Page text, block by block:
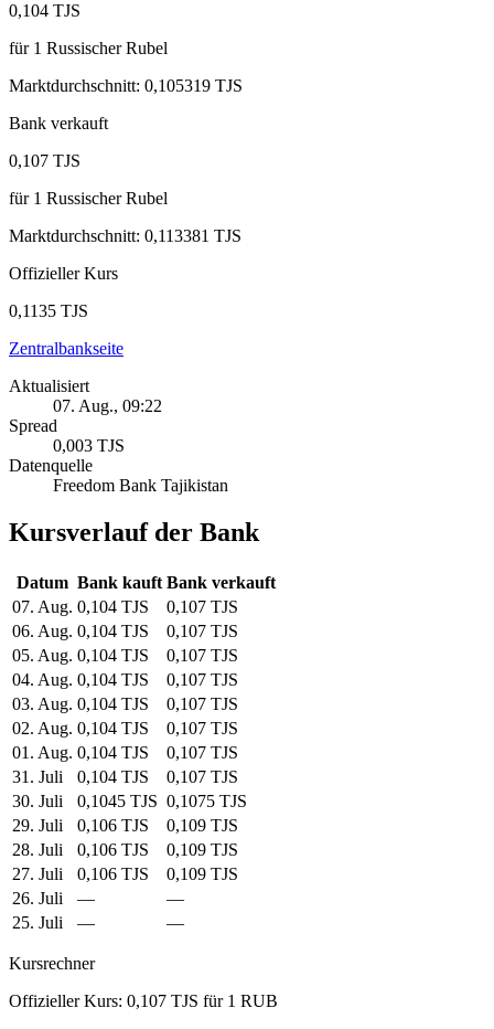
0,104 TJS
für1 Russischer Rubel
Marktdurchschnitt: 0,105319 TJS
Bank verkauft
0,107 TJS
für1 Russischer Rubel
Marktdurchschnitt: 0,113381 TJS
Offizieller Kurs
0,1135 TJS
Zentralbankseite
Aktualisiert
07. Aug., 09:22
Spread
0,003 TJS
Datenquelle
Freedom Bank Tajikistan
Kursverlauf der Bank
Datum Bank kauft Bank verkauft
07. Aug. 0,104 TJS
0,107 TJS
06. Aug. 0,104 TJS
0,107 TJS
05. Aug. 0,104 TJS
0,107 TJS
04. Aug. 0,104 TJS
0,107 TJS
03. Aug. 0,104 TJS
0,107 TJS
02. Aug. 0,104 TJS
0,107 TJS
01. Aug. 0,104 TJS
0,107 TJS
31. Juli
0,104 TJS
0,107 TJS
30. Juli
0,1045 TJS 0,1075 TJS
29. Juli
0,106 TJS
0,109 TJS
28. Juli
0,106 TJS
0,109 TJS
27. Juli
0,106 TJS
0,109 TJS
26. Juli
—
—
25. Juli
— —
Kursrechner
Offizieller Kurs: 0,107 TJS für 1 RUB